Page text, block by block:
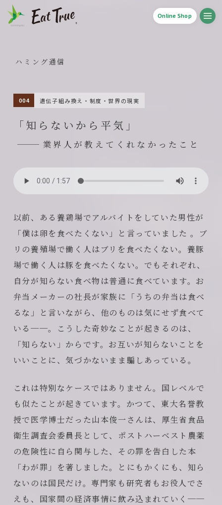
Online Shop
ハミング通信
遺伝子組み換え・制度・世界の現実
「知らないから平気」
業界人が教えてくれなかったこと
以前、ある養鶏場でアルバイトをしていた男性が
「僕は卵を食べたくない」と言っていました 。ブ
リの養殖場で働く人はブリを食べたくない。養豚
場で働く人は豚を食べたくない。でもそれぞれ、
自分が知らない食べ物は普通に食べています。お
弁当メーカーの社長が家族に「うちの弁当は食べ
るな」と言いながら、他のものは気にせず食べて
いる──。こうした奇妙なことが起きるのは、
「知らない」からです。お互いが知らないことを
いいことに、気づかないまま騙しあっている。
これは特別なケースではありません。国レベルで
も似たことが起きています。かつて、東大名誉教
授で医学博士だった山本俊一さんは、厚生省食品
衛生調査会委員長として、ポストハーベスト農薬
の危険性に自ら関与した、その罪を告白した本
「わが罪」を著しました。とにもかくにも、知ら
ないのは国民だけ。専門家も研究者もお役人でさ
えも、国家間の経済事情に飲み込まれていく──